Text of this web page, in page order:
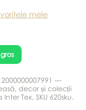
mele
—
decor și colecții
Tex, SKU 620sku.